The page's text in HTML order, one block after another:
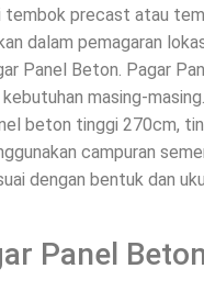
tembok precast atau
dalam pemagaran
Panel Beton. Pagar
masing-
beton tinggi 270cm,
campuran
dengan bentuk dan
Panel